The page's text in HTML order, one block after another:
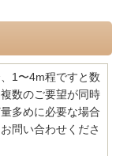
1〜4m程ですと数
数のご要望が同時
多めに必要な場合
問い合わせくださ